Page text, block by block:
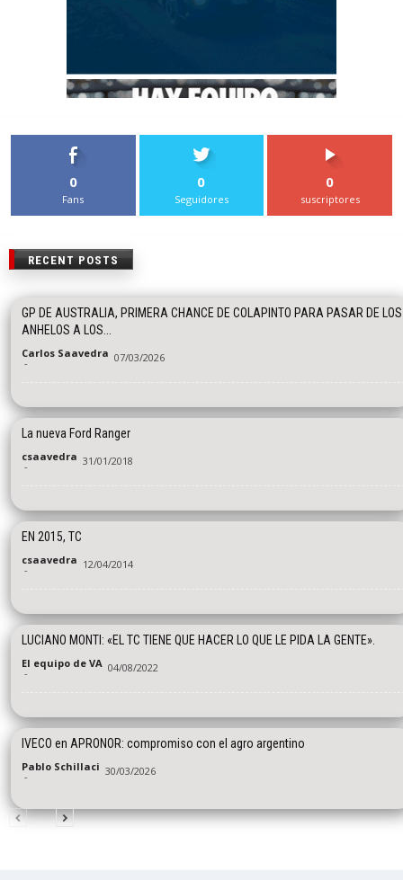
0
Fans
0
Seguidores
0
suscriptores
RECENT POSTS
GP DE AUSTRALIA, PRIMERA CHANCE DE COLAPINTO PARA PASAR DE LOS
ANHELOS A LOS...
Carlos Saavedra
- 07/03/2026
La nueva Ford Ranger
csaavedra
- 31/01/2018
EN 2015, TC
csaavedra
- 12/04/2014
LUCIANO MONTI: «EL TC TIENE QUE HACER LO QUE LE PIDA LA GENTE».
El equipo de VA
- 04/08/2022
IVECO en APRONOR: compromiso con el agro argentino
Pablo Schillaci
- 30/03/2026